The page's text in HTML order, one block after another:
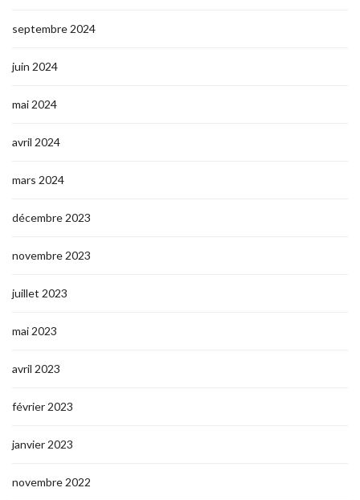
septembre 2024
juin 2024
mai 2024
avril 2024
mars 2024
décembre 2023
novembre 2023
juillet 2023
mai 2023
avril 2023
février 2023
janvier 2023
novembre 2022